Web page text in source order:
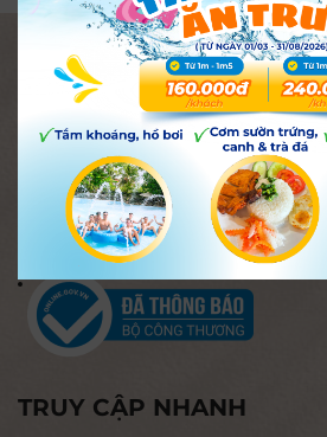
SUỐI KHOÁNG NÓNG I-
TRANG
Tổ 19, thôn Xuân Ngọc, phường
Khánh Hòa, Việt Nam.
02583.837.837 (Hotline)
info@i-resort.vn
MST: 4201112127
TRUY CẬP NHANH